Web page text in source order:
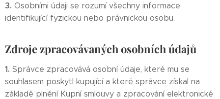
3. Osobními údaji se rozumí všechny informace
identifikující fyzickou nebo právnickou osobu.
Zdroje zpracovávaných osobních údajů
1. Správce zpracovává osobní údaje, které mu se
souhlasem poskytl kupující a které správce získal na
základě plnění Kupní smlouvy a zpracování elektronické